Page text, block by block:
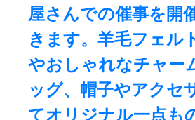
屋さんでの催事を開
きます。羊毛フェル
やおしゃれなチャー
ッグ、帽子やアクセ
てオリジナル一点も